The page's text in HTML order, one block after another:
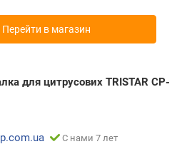
Перейти в магазин
для цитрусових TRISTAR CP-
С нами 7 лет